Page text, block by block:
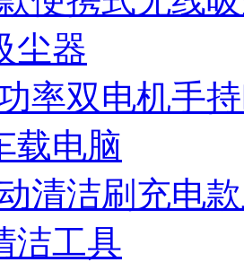
尘器
率双电机手
载电脑
清洁刷充电
洁工具